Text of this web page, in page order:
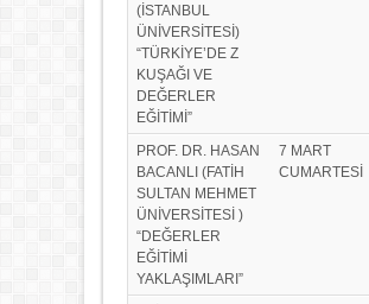
(İSTANBUL
ÜNİVERSİTESİ)
“TÜRKİYE’DE Z
KUŞAĞI VE
DEĞERLER
EĞİTİMİ”
PROF. DR. HASAN
BACANLI (FATİH
SULTAN MEHMET
ÜNİVERSİTESİ )
“DEĞERLER
EĞİTİMİ
YAKLAŞIMLARI”
7 MART
CUMARTESİ